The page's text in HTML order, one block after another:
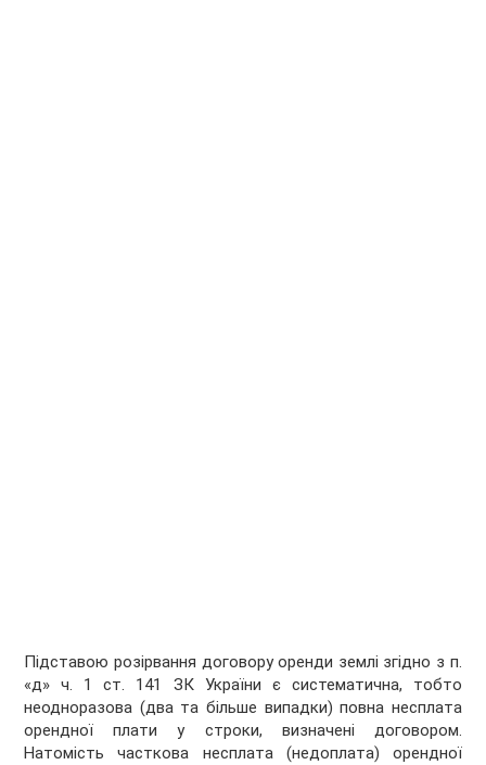
Підставою розірвання договору оренди землі згідно з п.
«д» ч. 1 ст. 141 ЗК України є систематична, тобто
неодноразова (два та більше випадки) повна несплата
орендної плати у строки, визначені договором.
Натомість часткова несплата (недоплата) орендної